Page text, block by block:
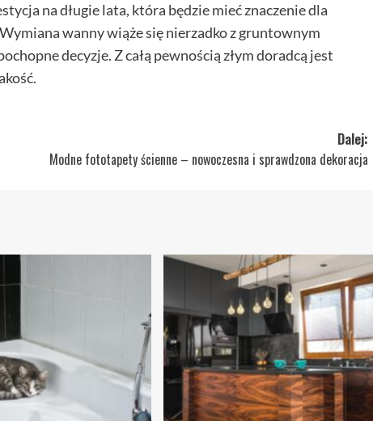
na długie lata, która będzie mieć znaczenie dla
wanny wiąże się nierzadko z gruntownym
decyzje. Z całą pewnością złym doradcą jest
Dalej:
Modne fototapety ścienne – nowoczesna i sprawdzona dekoracja